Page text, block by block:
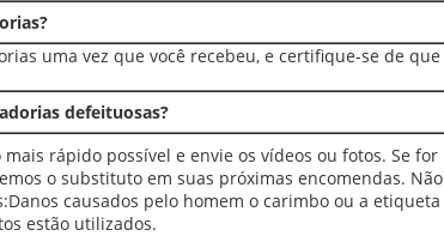
uma vez que você recebeu, e certifique-se de que
defeituosas?
rápido possível e envie os vídeos ou fotos. Se for
o substituto em suas próximas encomendas. Não
causados pelo homem o carimbo ou a etiqueta
estão utilizados.